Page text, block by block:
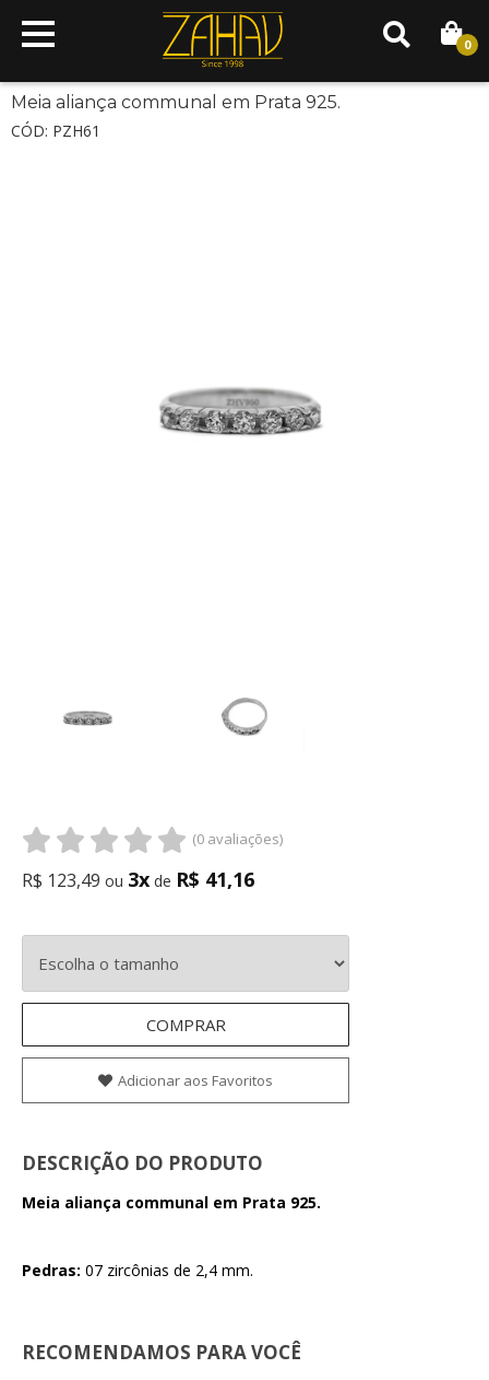
0
Meia aliança communal em Prata 925.
CÓD: PZH61
(0 avaliações)
R$ 123,49 ou 3x de R$ 41,16
COMPRAR
Adicionar aos Favoritos
DESCRIÇÃO DO PRODUTO
Meia aliança communal em Prata 925.
Pedras: 07 zircônias de 2,4 mm.
RECOMENDAMOS PARA VOCÊ